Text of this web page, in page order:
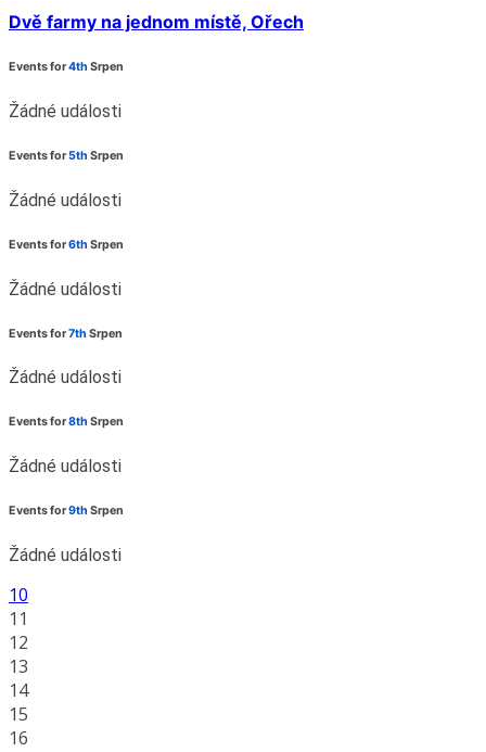
Dvě farmy na jednom místě, Ořech
Events for4th Srpen
Žádné události
Events for5th Srpen
Žádné události
Events for6th Srpen
Žádné události
Events for7th Srpen
Žádné události
Events for8th Srpen
Žádné události
Events for9th Srpen
Žádné události
10
11
12
13
14
15
16